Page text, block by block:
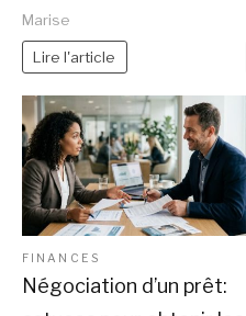
Marise
Lire l'article
FINANCES
Négociation d’un prêt: